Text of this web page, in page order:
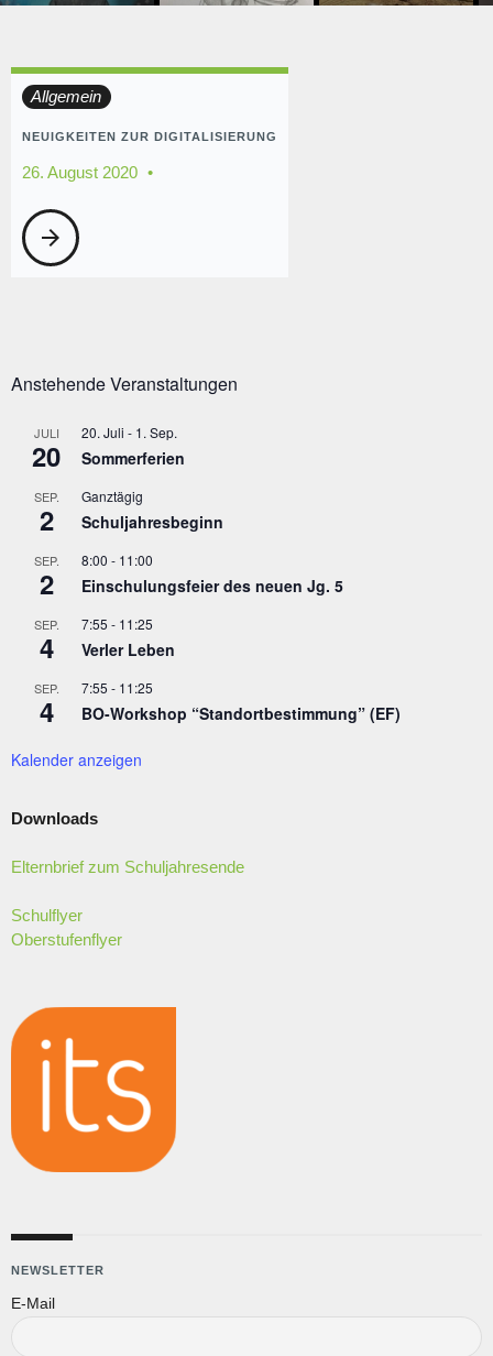
Tag:
26.
August
2020
Allgemein
NEUIGKEITEN ZUR DIGITALISIERUNG
26. August 2020
arrow_forward
Anstehende Veranstaltungen
JULI
20
20. Juli - 1. Sep.
Sommerferien
SEP.
2
Ganztägig
Schuljahresbeginn
SEP.
2
8:00 - 11:00
Einschulungsfeier des neuen Jg. 5
SEP.
4
7:55 - 11:25
Verler Leben
SEP.
4
7:55 - 11:25
BO-Workshop “Standortbestimmung” (EF)
Kalender anzeigen
Downloads
Elternbrief zum Schuljahresende
Schulflyer
Oberstufenflyer
NEWSLETTER
E-Mail